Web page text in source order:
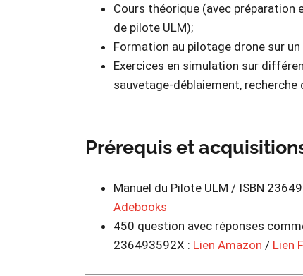
Cours théorique (avec
de pilote ULM);
Formation au pilotage drone sur un
Exercices en simulation sur
sauvetage-déblaiement, recherche
Prérequis et
Manuel du Pilote ULM / ISBN
Adebooks
450 question avec réponses
236493592X : Lien Amazon / Lien